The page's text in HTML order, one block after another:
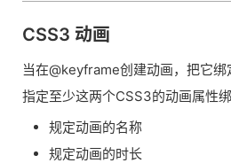
CSS3 动画
当在@keyframe创建动画，把它绑
指定至少这两个CSS3的动画属性绑
规定动画的名称
规定动画的时长